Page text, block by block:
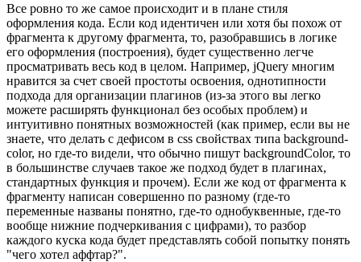
Все ровно то же самое происходит и в плане стиля
оформления кода. Если код идентичен или хотя бы похож от
фрагмента к другому фрагмента, то, разобравшись в логике
его оформления (построения), будет существенно легче
просматривать весь код в целом. Например, jQuery многим
нравится за счет своей простоты освоения, однотипности
подхода для организации плагинов (из-за этого вы легко
можете расширять функционал без особых проблем) и
интуитивно понятных возможностей (как пример, если вы не
знаете, что делать с дефисом в css свойствах типа background-
color, но где-то видели, что обычно пишут backgroundColor, то
в большинстве случаев такое же подход будет в плагинах,
стандартных функция и прочем). Если же код от фрагмента к
фрагменту написан совершенно по разному (где-то
переменные названы понятно, где-то однобуквенные, где-то
вообще нижние подчеркивания с цифрами), то разбор
каждого куска кода будет представлять собой попытку понять
"чего хотел аффтар?".